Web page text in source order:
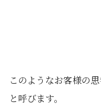
このようなお客様の
と呼びます。